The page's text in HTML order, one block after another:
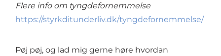
Flere info om tyngdefornemmelse
https://styrkditunderliv.dk/tyngdefornemmelse/
Pøj pøj, og lad mig gerne høre hvordan